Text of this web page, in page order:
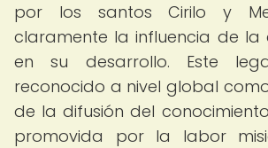
por los santos Cirilo y
claramente la influencia de la
en su desarrollo. Este
reconocido a nivel global
de la difusión del
promovida por la labor